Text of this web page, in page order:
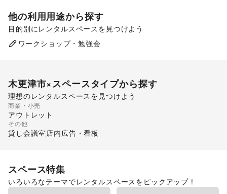
他の利用用途から探す
目的別にレンタルスペースを見つけよう
食品販売
販促イベント
ワークショップ・勉強会
木更津市×スペースタイプから探す
理想のレンタルスペースを見つけよう
ショッピングモール
商業・小売
アウトレット
その他
貸し会議室 店内広告・看板
スペース特集
いろいろなテーマでレンタルスペースをピックアップ！